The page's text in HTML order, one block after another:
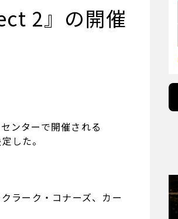
2』の開催
ンターで開催される
した。
ラーク・コナーズ、カー